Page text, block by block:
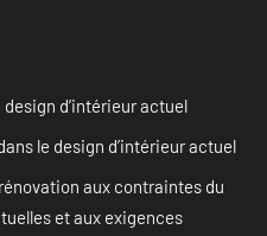
d’intérieur actuel
le design d’intérieur actuel
aux contraintes du
et aux exigences